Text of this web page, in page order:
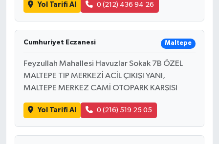
Yol Tarifi Al 0 (212) 436 94 26
Cumhuriyet Eczanesi Maltepe
Feyzullah Mahallesi Havuzlar Sokak 7B ÖZEL
MALTEPE TIP MERKEZİ ACİL ÇIKIŞI YANI,
MALTEPE MERKEZ CAMİ OTOPARK KARŞISI
Yol Tarifi Al 0 (216) 519 25 05